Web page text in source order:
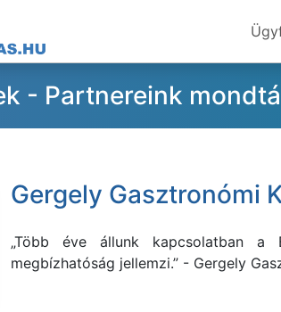
- Partnereink
Gergely Gasztronómi
„Több éve állunk kapcsolatban a
megbízhatóság jellemzi.” - Gergely